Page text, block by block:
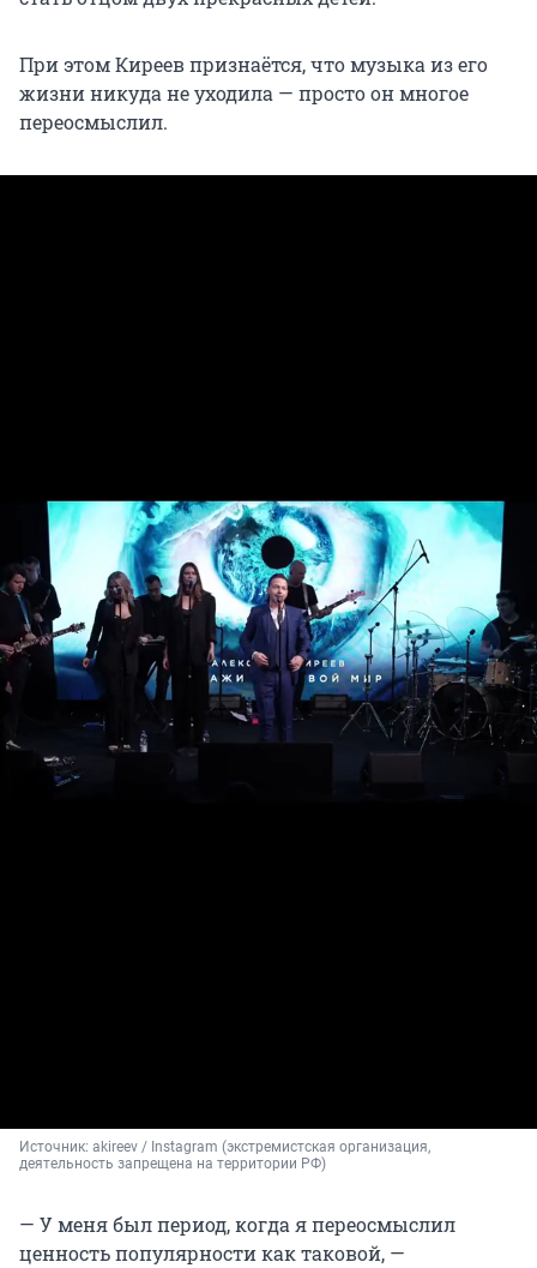
При этом Киреев признаётся, что музыка из его
жизни никуда не уходила — просто он многое
переосмыслил.
Источник: akireev / Instagram (экстремистская организация,
деятельность запрещена на территории РФ)
— У меня был период, когда я переосмыслил
ценность популярности как таковой, —